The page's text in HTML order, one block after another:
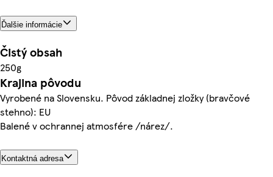
Ďalšie informácie
Čistý obsah
250g
Krajina pôvodu
Vyrobené na Slovensku. Pôvod základnej zložky (bravčové
stehno): EU
Balené v ochrannej atmosfére /nárez/.
Kontaktná adresa